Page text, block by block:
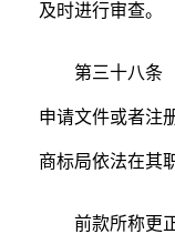
及时进行审查。
第三十八条
申请文件或者注
商标局依法在其
前款所称更正